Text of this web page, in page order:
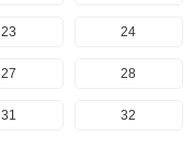
103 104
107 108
111 112
63 64
67 68
71 72
23 24
27 28
31 32